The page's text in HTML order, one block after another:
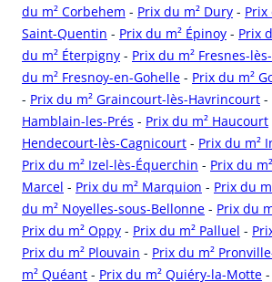
du m² Corbehem - Prix du m² Dury - Prix
Saint-Quentin - Prix du m² Épinoy - Prix
du m² Éterpigny - Prix du m² Fresnes-
du m² Fresnoy-en-Gohelle - Prix du m²
- Prix du m² Graincourt-lès-Havrincourt -
Hamblain-les-Prés - Prix du m² Haucourt
Hendecourt-lès-Cagnicourt - Prix du m²
Prix du m² Izel-lès-Équerchin - Prix du
Marcel - Prix du m² Marquion - Prix du
du m² Noyelles-sous-Bellonne - Prix du
Prix du m² Oppy - Prix du m² Palluel -
Prix du m² Plouvain - Prix du m²
m² Quéant - Prix du m² Quiéry-la-Motte -